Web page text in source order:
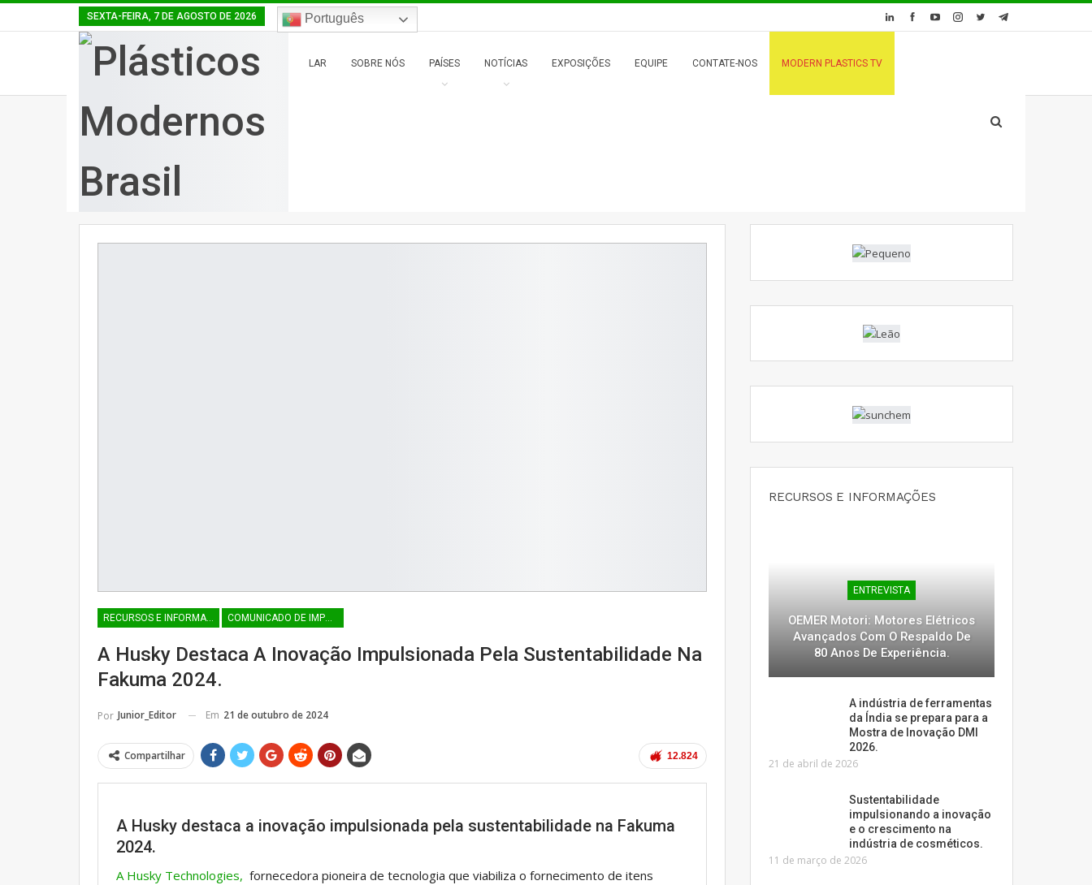
SEXTA-FEIRA, 7 DE AGOSTO DE 2026 Português
LAR SOBRE NÓS PAÍSES NOTÍCIAS EXPOSIÇÕES EQUIPE CONTATE-NOS MODERN PLASTICS TV
RECURSOS E INFORMAÇÕES COMUNICADO DE IMPRENSA
A Husky Destaca A Inovação Impulsionada Pela Sustentabilidade Na
Fakuma 2024.
Por Junior_Editor Em 21 de outubro de 2024
12.824
Compartilhar
A Husky destaca a inovação impulsionada pela sustentabilidade na Fakuma
2024.
A Husky Technologies, fornecedora pioneira de tecnologia que viabiliza o fornecimento de itens
RECURSOS E INFORMAÇÕES
ENTREVISTA
OEMER Motori: Motores Elétricos
Avançados Com O Respaldo De
80 Anos De Experiência.
A indústria de ferramentas
da Índia se prepara para a
Mostra de Inovação DMI
2026.
21 de abril de 2026
Sustentabilidade
impulsionando a inovação
e o crescimento na
indústria de cosméticos.
11 de março de 2026